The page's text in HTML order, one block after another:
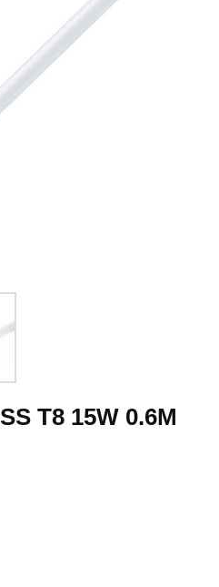
T8 15W 0.6M